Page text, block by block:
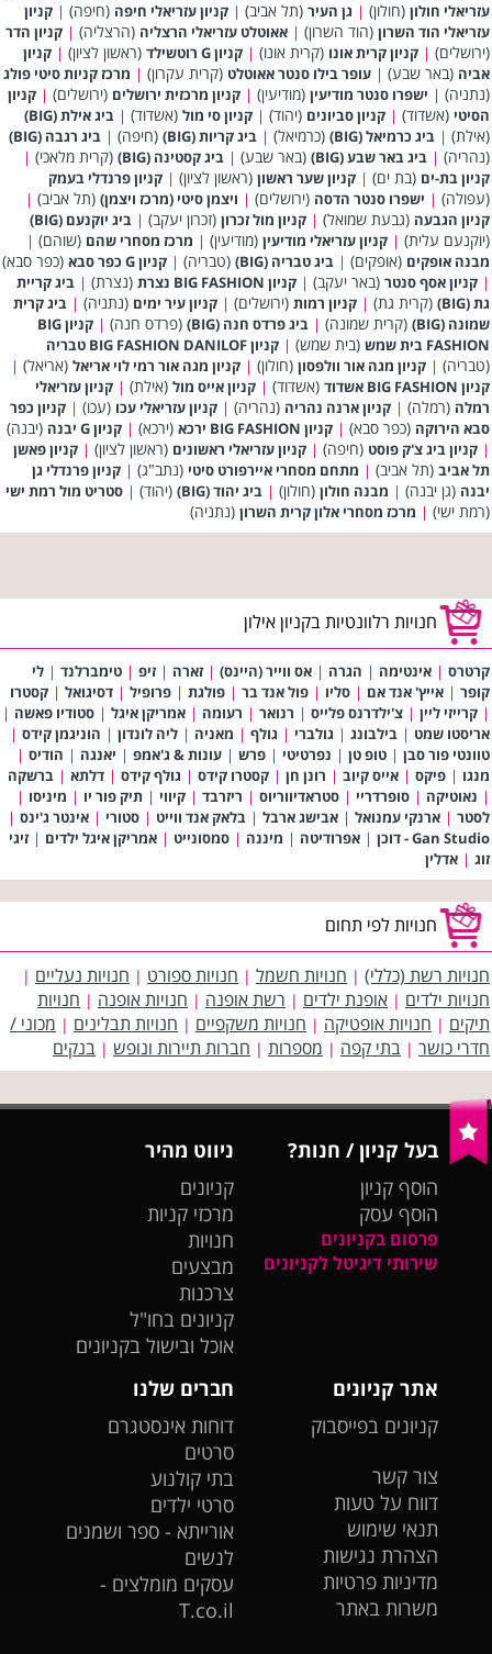
עזריאלי חולון (חולון) | גן העיר (תל אביב) | קניון עזריאלי חיפה (חיפה) | קניון
עזריאלי הוד השרון (הוד השרון) | אאוטלט עזריאלי הרצליה (הרצליה) | קניון הדר
(ירושלים) | קניון קרית אונו (קרית אונו) | קניון G רוטשילד (ראשון לציון) | קניון
אביה (באר שבע) | עופר בילו סנטר אאוטלט (קרית עקרון) | מרכז קניות סיטי פולג
(נתניה) | ישפרו סנטר מודיעין (מודיעין) | קניון מרכזית ירושלים (ירושלים) | קניון
הסיטי (אשדוד) | קניון סביונים (יהוד) | קניון סי מול (אשדוד) | ביג אילת (BIG)
(אילת) | ביג כרמיאל (BIG) (כרמיאל) | ביג קריות (BIG) (חיפה) | ביג רגבה (BIG)
(נהריה) | ביג באר שבע (BIG) (באר שבע) | ביג קסטינה (BIG) (קרית מלאכי) |
קניון בת-ים (בת ים) | קניון שער ראשון (ראשון לציון) | קניון פרנדלי בעמק
(עפולה) | ישפרו סנטר הדסה (ירושלים) | ויצמן סיטי (מרכז ויצמן) (תל אביב) |
קניון הגבעה (גבעת שמואל) | קניון מול זכרון (זכרון יעקב) | ביג יוקנעם (BIG)
(יוקנעם עלית) | קניון עזריאלי מודיעין (מודיעין) | מרכז מסחרי שהם (שוהם) |
מבנה אופקים (אופקים) | ביג טבריה (BIG) (טבריה) | קניון G כפר סבא (כפר סבא)
| קניון אסף סנטר (באר יעקב) | קניון BIG FASHION נצרת (נצרת) | ביג קריית
גת (BIG)
(קרית גת) | קניון רמות (ירושלים) | קניון עיר ימים (נתניה) | ביג קרית
שמונה (BIG)
(קרית שמונה) | ביג פרדס חנה (BIG) (פרדס חנה) |
קניון BIG
FASHION בית שמש
(בית שמש) | קניון BIG FASHION DANILOF טבריה
(טבריה) | קניון מגה אור וולפסון (חולון) | קניון מגה אור רמי לוי אריאל (אריאל) |
קניון BIG FASHION אשדוד
(אשדוד) | קניון אייס מול (אילת) | קניון עזריאלי
רמלה (רמלה) | קניון ארנה נהריה (נהריה) | קניון עזריאלי עכו (עכו) | קניון כפר
סבא הירוקה (כפר סבא) | קניון BIG FASHION ירכא (ירכא) | קניון G יבנה (יבנה)
| קניון ביג צ'ק פוסט (חיפה) | קניון עזריאלי ראשונים (ראשון לציון) | קניון פאשן
תל אביב (תל אביב) | מתחם מסחרי איירפורט סיטי (נתב"ג) | קניון פרנדלי גן
יבנה (גן יבנה) | מבנה חולון (חולון) | ביג יהוד (BIG) (יהוד) | סטריט מול רמת ישי
(רמת ישי) | מרכז מסחרי אלון קרית השרון (נתניה)
חנויות רלוונטיות בקניון אילון
קרטרס | אינטימה | הגרה | אס ווייר (היינס) | זארה | זיפ | טימברלנד | לי
קופר | אייץ' אנד אם | סליו | פול אנד בר | פולגת | פרופיל | דסיגואל | קסטרו
| קרייזי ליין | צ'ילדרנס פלייס | רנואר | רעומה | אמריקן איגל | סטודיו פאשה |
אריסטו שמט | בילבונג | גולברי | גולף | מאניה | ליה לונדון | הוניגמן קידס |
טוונטי פור סבן | טופ טן | נפרטיטי | פרש | עונות & ג'אמפ | יאנגה | הודיס |
מנגו | פיקס | אייס קיוב | רונן חן | קסטרו קידס | גולף קידס | דלתא | ברשקה
| נאוטיקה | סופרדריי | סטראדיווריוס | ריזרבד | קיווי | תיק פור יו | מיניסו |
לסטר | ארנקי עמנואל | אבישג ארבל | בלאק אנד ווייט | סטורי | אינטר ג'ינס |
Gan Studio - דוכן
| אפרודיטה | מיננה | סמסונייט | אמריקן איגל ילדים | זיגי
זוג | אדלין
חנויות לפי תחום
חנויות רשת (כללי) | חנויות חשמל | חנויות ספורט | חנויות נעליים |
חנויות ילדים | אופנת ילדים | רשת אופנה | חנויות אופנה | חנויות
תיקים | חנויות אופטיקה | חנויות משקפיים | חנויות תבלינים | מכוני /
חדרי כושר | בתי קפה | מספרות | חברות תיירות ונופש | בנקים
בעל קניון / חנות?
הוסף קניון
הוסף עסק
פרסום בקניונים
שירותי דיגיטל לקניונים
ניווט מהיר
קניונים
מרכזי קניות
חנויות
מבצעים
צרכנות
קניונים בחו"ל
אוכל ובישול בקניונים
אתר קניונים
קניונים בפייסבוק
צור קשר
דווח על טעות
תנאי שימוש
הצהרת נגישות
מדיניות פרטיות
משרות באתר
חברים שלנו
דוחות אינסטגרם
סרטים
בתי קולנוע
סרטי ילדים
אורייתא - ספר ושמנים
לנשים
עסקים מומלצים -
T.co.il